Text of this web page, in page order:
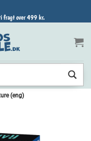
over 499 kr.
(eng)